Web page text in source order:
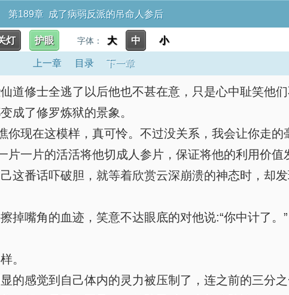
第189章 成了病弱反派的吊命人参后
灯 护眼 字体： 大 中 小
上一章 目录 下一章
修士全逃了以后他也不甚在意，只是心中耻笑他们
成了修罗炼狱的景象。
现在这模样，真可怜。不过没关系，我会让你走的
一片的活活将他切成人参片，保证将他的利用价值
番话吓破胆，就等着欣赏云深崩溃的神态时，却
嘴角的血迹，笑意不达眼底的对他说:“你中计了。”
。
感觉到自己体内的灵力被压制了，连之前的三分之